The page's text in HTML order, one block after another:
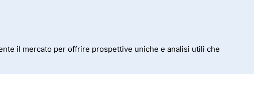
il mercato per offrire prospettive uniche e analisi utili che